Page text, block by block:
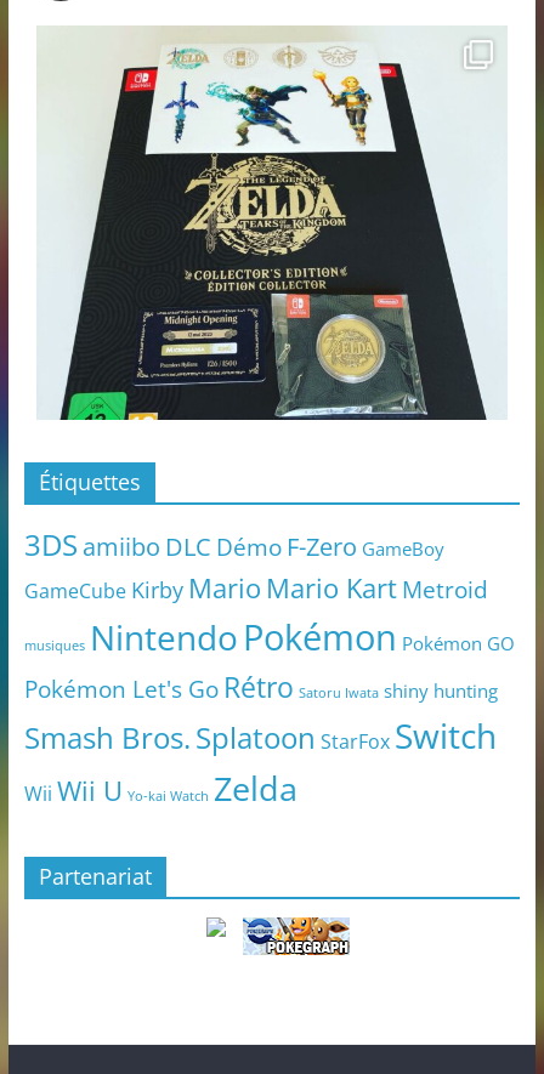
Étiquettes
3DS amiibo DLC Démo F-Zero GameBoy
GameCube Kirby Mario Mario KartMetroid
musiques NintendoPokémon Pokémon GO
Pokémon Let's Go Rétro Satoru Iwata shiny hunting
Smash Bros.Splatoon StarFox Switch
Wii Wii U Yo-kai Watch Zelda
Partenariat